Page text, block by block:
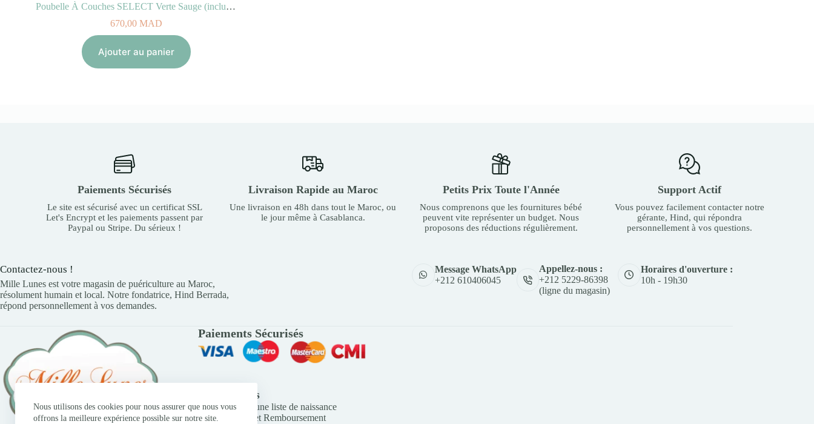
Nous utilisons des cookies pour nous assurer que nous vous
offrons la meilleure expérience possible sur notre site.
Poubelle À Couches SELECT Verte Sauge (inclus 1 Recharge Jumbo Octo Anti-Odeurs)
670,00MAD
Ajouter au panier
Paiements Sécurisés
Le site est sécurisé avec un certificat SSL
Let's Encrypt et les paiements passent par
Paypal ou Stripe. Du sérieux !
Livraison Rapide au Maroc
Une livraison en 48h dans tout le Maroc, ou
le jour même à Casablanca.
Petits Prix Toute l'Année
Nous comprenons que les fournitures bébé
peuvent vite représenter un budget. Nous
proposons des réductions régulièrement.
Support Actif
Vous pouvez facilement contacter notre
gérante, Hind, qui répondra
personnellement à vos questions.
Contactez-nous !
Mille Lunes est votre magasin de puériculture au Maroc,
résolument humain et local. Notre fondatrice, Hind Berrada,
répond personnellement à vos demandes.
Message WhatsApp
+212 610406045
Appellez-nous :
+212 5229-86398
(ligne du magasin)
Horaires d'ouverture :
10h - 19h30
Paiements Sécurisés
Liens Utiles
Trouver une liste de naissance
Retours et Remboursement